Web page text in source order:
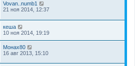
Vovan..numb1
21 ноя 2014, 12:37
кеша
10 ноя 2014, 19:19
Монах80
16 авг 2013, 15:10